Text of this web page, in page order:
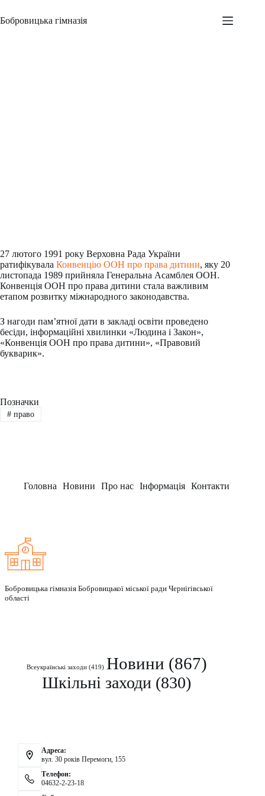
до
вмісту
Бобровицька гімназія
27 лютого 1991 року Верховна Рада України
ратифікувала Конвенцію ООН про права дитини, яку 20
листопада 1989 прийняла Генеральна Асамблея ООН.
Конвенція ООН про права дитини стала важливим
етапом розвитку міжнародного законодавства.
З нагоди пам’ятної дати в закладі освіти проведено
бесіди, інформаційні хвилинки «Людина і Закон»,
«Конвенція ООН про права дитини», «Правовий
букварик».
Позначки
#право
Головна Новини Про нас Інформація Контакти
Бобровицька гімназія Бобровицької міської ради Чернігівської
області
Всеукраїнські заходи(419) Новини (867)
Шкільні заходи (830)
Адреса:
вул. 30 років Перемоги, 155
Телефон:
04632-2-23-18